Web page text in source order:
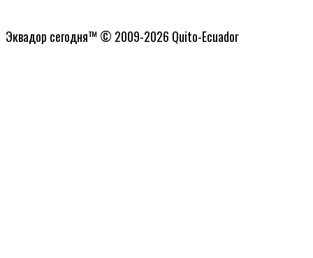
Эквадор сегодня™ © 2009-2026 Quito-Ecuador